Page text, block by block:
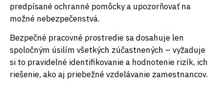
predpísané ochranné pomôcky a upozorňovať na
možné nebezpečenstvá.
Bezpečné pracovné prostredie sa dosahuje len
spoločným úsilím všetkých zúčastnených – vyžaduje
si to pravidelné identifikovanie a hodnotenie rizík, ich
riešenie, ako aj priebežné vzdelávanie zamestnancov.